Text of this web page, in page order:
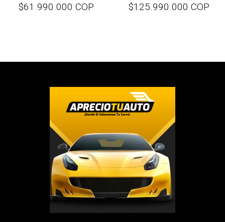
$61.990.000 COP $125.990.000 COP